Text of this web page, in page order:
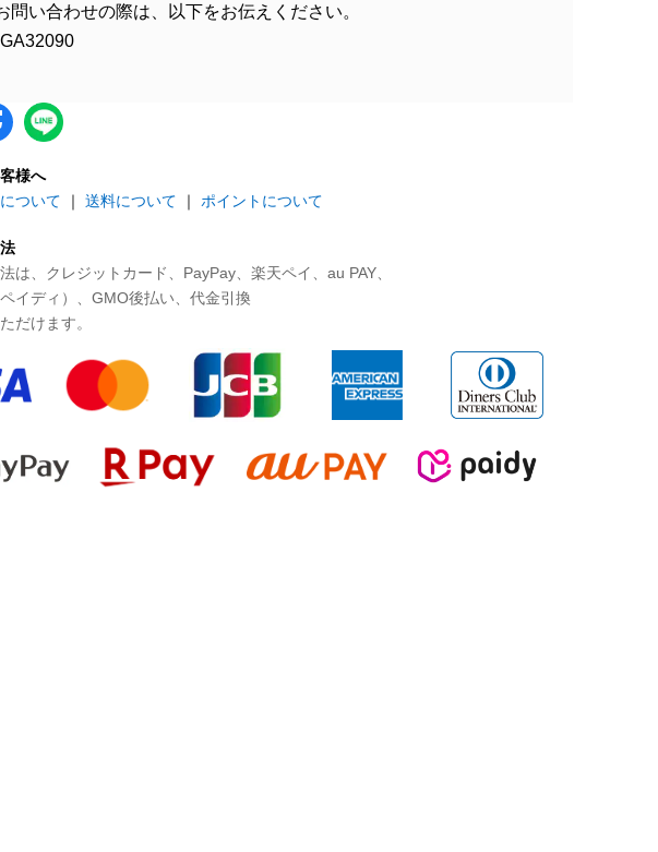
問い合わせの際は、以下をお伝えください。
様へ
ついて ｜ 送料について ｜ ポイントについて
は、クレジットカード、PayPay、楽天ペイ、au PAY、
イディ）、GMO後払い、代金引換
だけます。